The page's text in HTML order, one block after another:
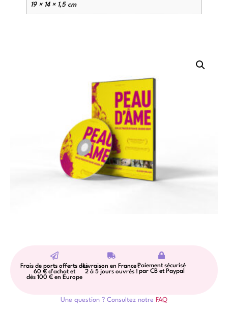
19 × 14 × 1,5 cm
Frais de ports offerts dès
60 € d'achat et
dès 100 € en Europe
Livraison en France :
2 à 5 jours ouvrés !
Paiement sécurisé
par CB et Paypal
Une question ? Consultez notre FAQ